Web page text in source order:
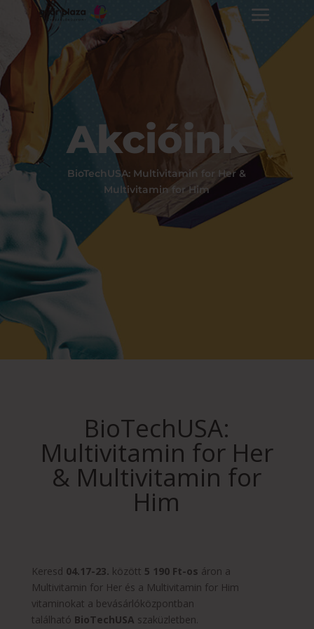
Akcióink
BioTechUSA: Multivitamin for Her &
Multivitamin for Him
BioTechUSA:
Multivitamin for Her
& Multivitamin for
Him
Keresd 04.17-23. között 5 190 Ft-os áron a
Multivitamin for Her és a Multivitamin for Him
vitaminokat a bevásárlóközpontban
található BioTechUSA szaküzletben.